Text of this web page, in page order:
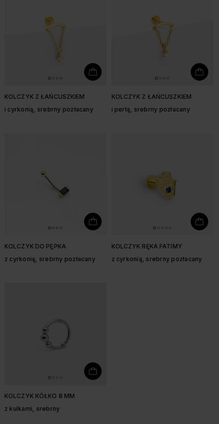
KOLCZYK Z ŁAŃCUSZKIEM
i cyrkonią, srebrny pozłacany
KOLCZYK Z ŁAŃCUSZKIEM
i perłą, srebrny pozłacany
KOLCZYK DO PĘPKA
z cyrkonią, srebrny pozłacany
KOLCZYK RĘKA FATIMY
z cyrkonią, srebrny pozłacany
KOLCZYK KÓŁKO 8 MM
z kulkami, srebrny